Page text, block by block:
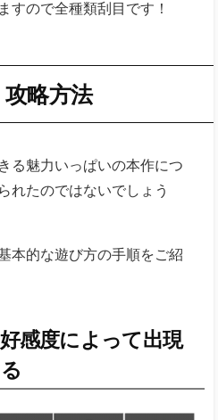
れたのではないでしょう
感度によって出現